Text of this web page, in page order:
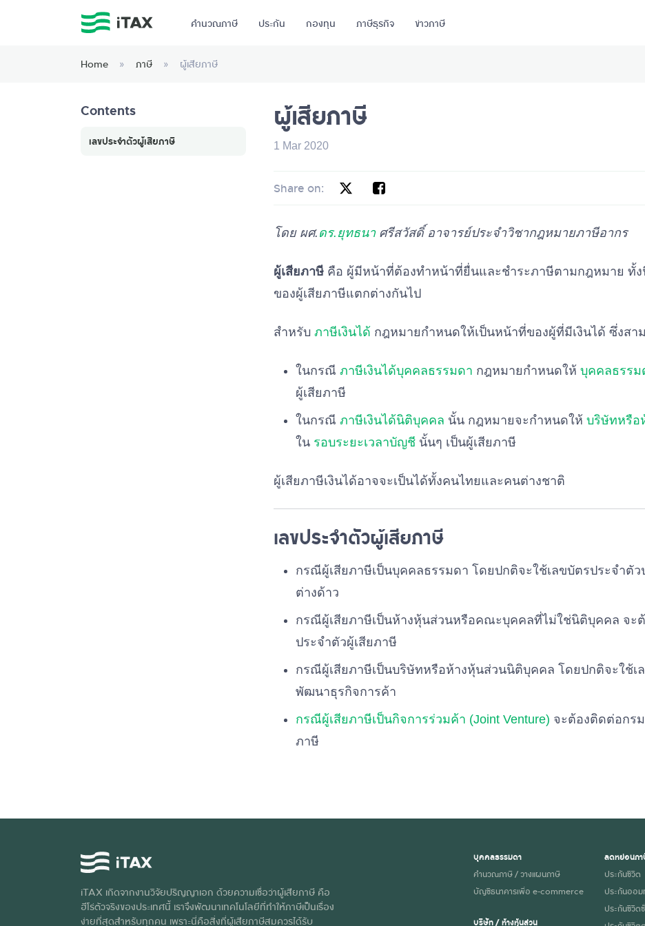
คำนวณภาษี ประกัน กองทุน ภาษีธุรกิจ ข่าวภาษี
Home » ภาษี » ผู้เสียภาษี
Contents
เลขประจำตัวผู้เสียภาษี
ผู้เสียภาษี
1 Mar 2020
Share on:
โดย ผศ. ดร.ยุทธนาศรีสวัสดิ์ อาจารย์ประจำวิชากฎหมายภาษีอากร
ผู้เสียภาษี คือ ผู้มีหน้าที่ต้องทำหน้าที่ยื่นและชำระภาษีตามกฎหมาย ทั้
ของผู้เสียภาษีแตกต่างกันไป
สำหรับ ภาษีเงินได้ กฎหมายกำหนดให้เป็นหน้าที่ของผู้ที่มีเงินได้ ซึ่งสา
ในกรณี ภาษีเงินได้บุคคลธรรมดา กฎหมายกำหนดให้ บุคคลธรรม
ผู้เสียภาษี
ในกรณี ภาษีเงินได้นิติบุคคล นั้น กฎหมายจะกำหนดให้ บริษัทหรือ
ใน รอบระยะเวลาบัญชี นั้นๆ เป็นผู้เสียภาษี
ผู้เสียภาษีเงินได้อาจจะเป็นได้ทั้งคนไทยและคนต่างชาติ
เลขประจำตัวผู้เสียภาษี
กรณีผู้เสียภาษีเป็นบุคคลธรรมดา โดยปกติจะใช้เลขบัตรประจำตั
ต่างด้าว
กรณีผู้เสียภาษีเป็นห้างหุ้นส่วนหรือคณะบุคคลที่ไม่ใช่นิติบุคคล จะ
ประจำตัวผู้เสียภาษี
กรณีผู้เสียภาษีเป็นบริษัทหรือห้างหุ้นส่วนนิติบุคคล โดยปกติจะใช้
พัฒนาธุรกิจการค้า
กรณีผู้เสียภาษีเป็นกิจการร่วมค้า (Joint Venture) จะต้องติดต่อกรม
ภาษี
iTAX เกิดจากงานวิจัยปริญญาเอก ด้วยความเชื่อว่าผู้เสียภาษี คือ
ฮีโร่ตัวจริงของประเทศนี้ เราจึงพัฒนาเทคโนโลยีที่ทำให้ภาษีเป็นเรื่อง
ง่ายที่สุดสำหรับทุกคน เพราะนี่คือสิ่งที่ผู้เสียภาษีสมควรได้รับ
บุคคลธรรมดา
คำนวณภาษี / วางแผนภาษี
บัญชีธนาคารเพื่อ e-commerce
บริษัท / ห้างหุ้นส่วน
ลดหย่อนภ
ประกันชีวิต
ประกันออ
ประกันชีวิตชั่